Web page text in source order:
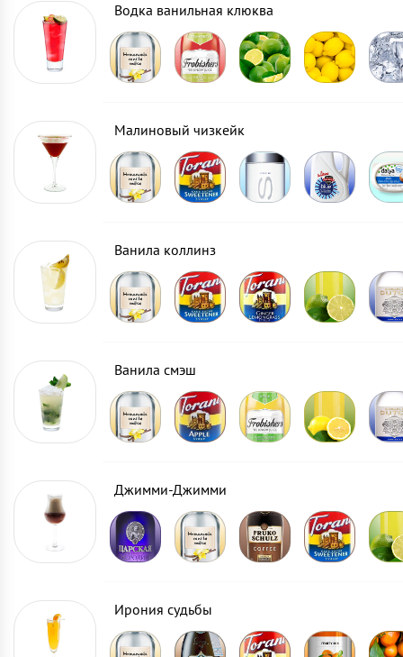
Водка ванильная клюква
Малиновый чизкейк
Ванила коллинз
Ванила смэш
Джимми-Джимми
Ирония судьбы